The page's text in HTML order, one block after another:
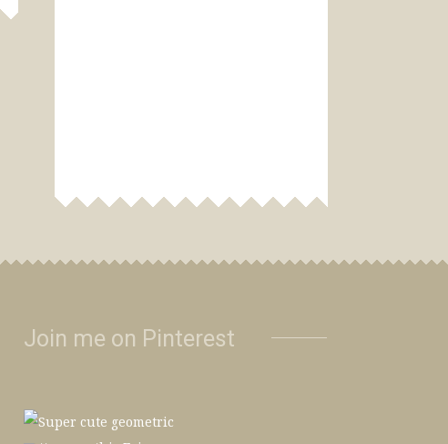
Join me on Pinterest